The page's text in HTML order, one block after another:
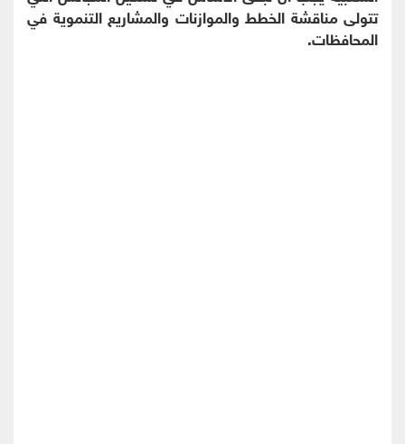
تتولى مناقشة الخطط والموازنات والمشاريع التنموية في
المحافظات.